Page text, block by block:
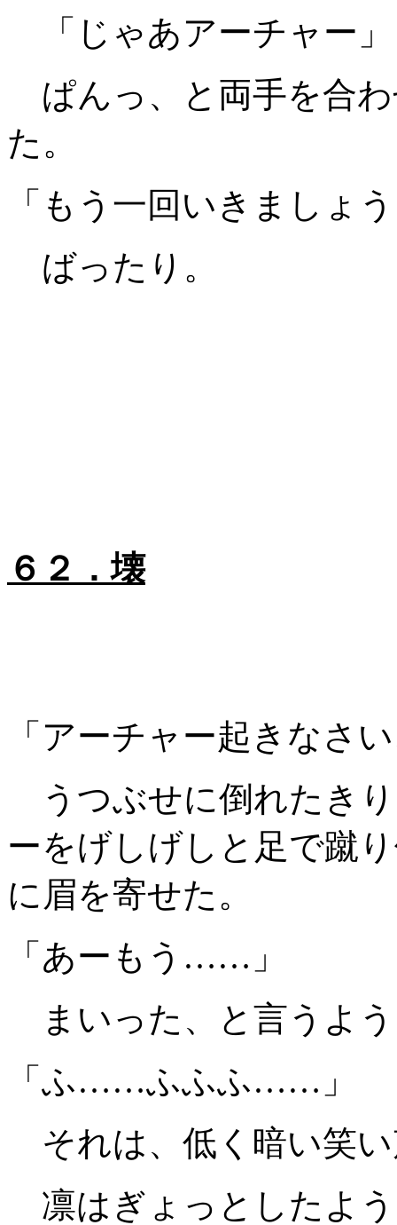
「じゃあアーチャー」
ぱんっ、と両手を合
た。
「もう一回いきましょ
ばったり。
６２．壊
「アーチャー起きなさ
うつぶせに倒れたき
ーをげしげしと足で蹴
に眉を寄せた。
「あーもう……」
まいった、と言うよ
「ふ……ふふふ……」
それは、低く暗い笑
凛はぎょっとしたよ